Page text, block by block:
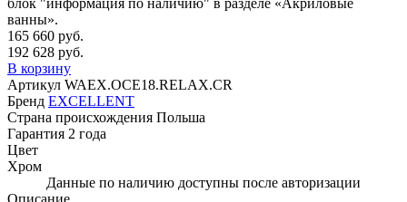
ванны».
165 660 руб.
192 628 руб.
В корзину
Артикул WAEX.OCE18.RELAX.CR
Бренд EXCELLENT
Страна происхождения Польша
Гарантия 2 года
Цвет
Хром
Данные по наличию доступны после авторизации
Описание